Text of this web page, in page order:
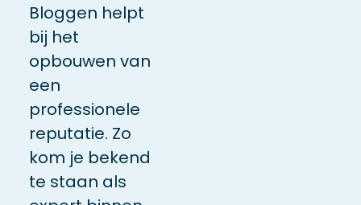
Bloggen helpt
bij het
opbouwen van
een
professionele
reputatie. Zo
kom je bekend
te staan als